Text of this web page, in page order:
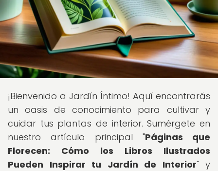
¡Bienvenido a Jardín Íntimo! Aquí encontrarás
un oasis de conocimiento para cultivar y
cuidar tus plantas de interior. Sumérgete en
nuestro artículo principal "Páginas que
Florecen: Cómo los Libros Ilustrados
Pueden Inspirar tu Jardín de Interior" y